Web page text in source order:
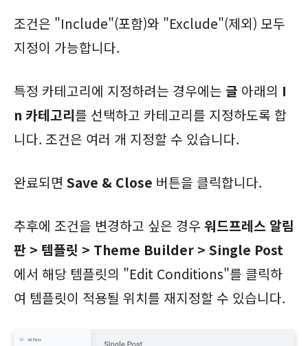
조건은 "Include"(포함)와 "Exclude"(제외) 모두
지정이 가능합니다.
특정 카테고리에 지정하려는 경우에는 글 아래의 I
n 카테고리를 선택하고 카테고리를 지정하도록 합
니다. 조건은 여러 개 지정할 수 있습니다.
완료되면 Save & Close 버튼을 클릭합니다.
추후에 조건을 변경하고 싶은 경우 워드프레스 알림
판 > 템플릿 > Theme Builder > Single Post
에서 해당 템플릿의 "Edit Conditions"를 클릭하
여 템플릿이 적용될 위치를 재지정할 수 있습니다.